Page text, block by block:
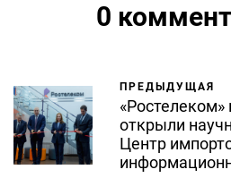
0
ПРЕДЫДУЩАЯ
открыли
Центр